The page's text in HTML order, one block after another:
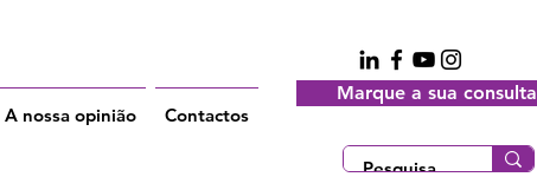
A nossa opinião Contactos
Marque a sua consulta